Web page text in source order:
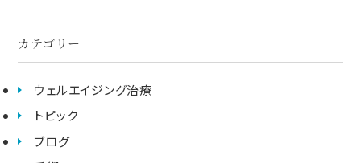
カテゴリー
ウェルエイジング治療
トピック
ブログ